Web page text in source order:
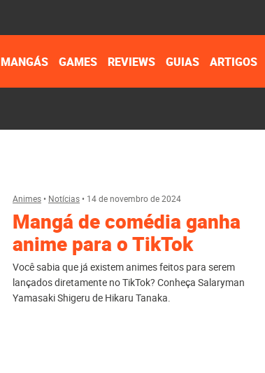
MANGÁS GAMES REVIEWS GUIAS ARTIGOS
Animes• Notícias• 14 de novembro de 2024
Mangá de comédia ganha
anime para o TikTok
Você sabia que já existem animes feitos para serem
lançados diretamente no TikTok? Conheça Salaryman
Yamasaki Shigeru de Hikaru Tanaka.